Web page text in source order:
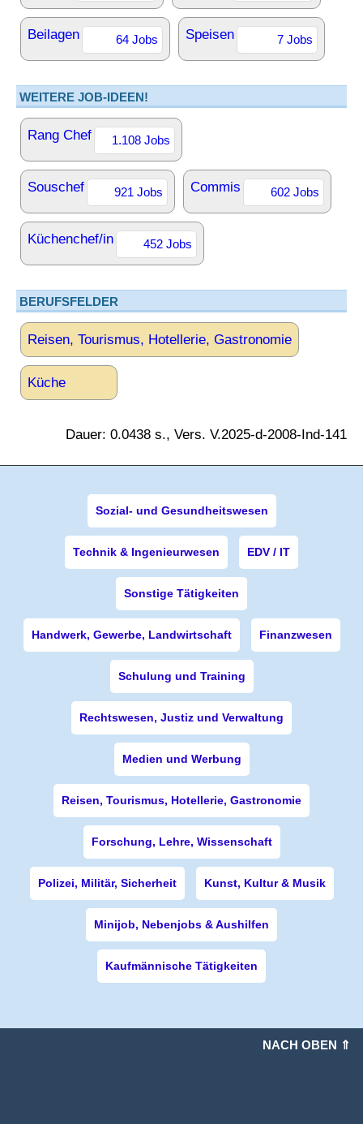
Beilagen 64 Jobs Speisen 7 Jobs
WEITERE JOB-IDEEN!
Rang Chef 1.108 Jobs
Souschef 921 Jobs Commis 602 Jobs
Küchenchef/in 452 Jobs
BERUFSFELDER
Reisen, Tourismus, Hotellerie, Gastronomie
Küche
Dauer: 0.0438 s., Vers. V.2025-d-2008-Ind-141
Sozial- und Gesundheitswesen
Technik & Ingenieurwesen EDV / IT
Sonstige Tätigkeiten
Handwerk, Gewerbe, Landwirtschaft Finanzwesen
Schulung und Training
Rechtswesen, Justiz und Verwaltung
Medien und Werbung
Reisen, Tourismus, Hotellerie, Gastronomie
Forschung, Lehre, Wissenschaft
Polizei, Militär, Sicherheit Kunst, Kultur & Musik
Minijob, Nebenjobs & Aushilfen
Kaufmännische Tätigkeiten
NACH OBEN ⇑